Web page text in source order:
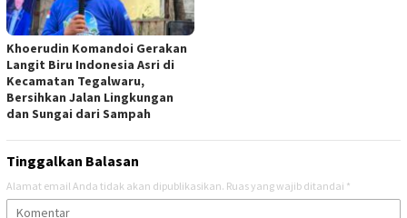
Khoerudin Komandoi Gerakan
Langit Biru Indonesia Asri di
Kecamatan Tegalwaru,
Bersihkan Jalan Lingkungan
dan Sungai dari Sampah
Tinggalkan Balasan
Alamat email Anda tidak akan dipublikasikan. Ruas yang wajib ditandai *